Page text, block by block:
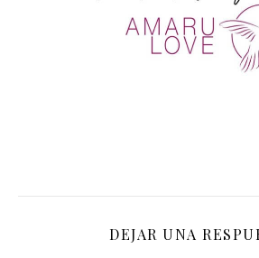
DEJAR UNA